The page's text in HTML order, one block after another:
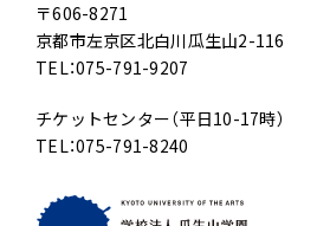
〒606-8271
京都市左京区北白川瓜生山2-116
TEL：075-791-9207
チケットセンター（平日10-17時）
TEL：075-791-8240